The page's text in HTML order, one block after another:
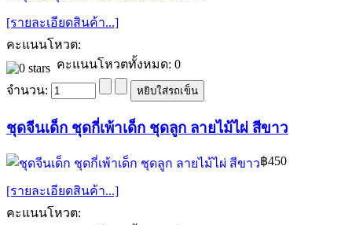
[รายละเอียดสินค้า...]
คะแนนโหวต:
คะแนนโหวตทั้งหมด: 0
จำนวน:
ชุดจีนเด็ก ชุดกี่เพ้าเด็ก ชุดลูก ลายไม้ไผ่ สีขาว
฿450
[รายละเอียดสินค้า...]
คะแนนโหวต: